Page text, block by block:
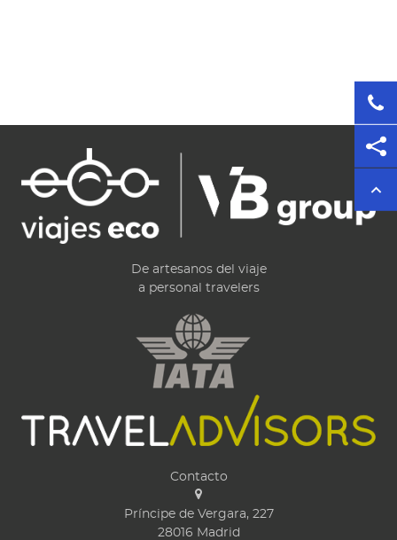
De artesanos del viaje
a personal travelers
Contacto
Príncipe de Vergara, 227
28016 Madrid